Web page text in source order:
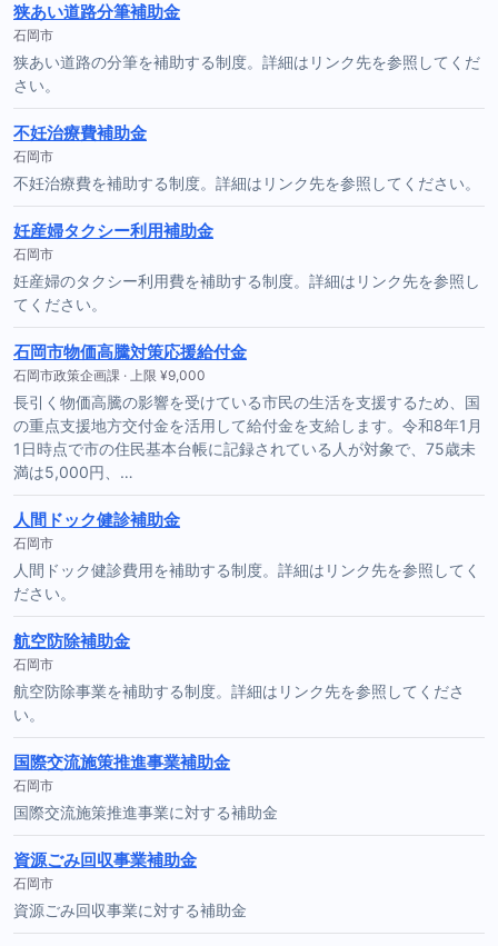
狭あい道路分筆補助金
石岡市
狭あい道路の分筆を補助する制度。詳細はリンク先を参照してくだ
さい。
不妊治療費補助金
石岡市
不妊治療費を補助する制度。詳細はリンク先を参照してください。
妊産婦タクシー利用補助金
石岡市
妊産婦のタクシー利用費を補助する制度。詳細はリンク先を参照し
てください。
石岡市物価高騰対策応援給付金
石岡市政策企画課 · 上限 ¥9,000
長引く物価高騰の影響を受けている市民の生活を支援するため、国
の重点支援地方交付金を活用して給付金を支給します。令和8年1月
1日時点で市の住民基本台帳に記録されている人が対象で、75歳未
満は5,000円、…
人間ドック健診補助金
石岡市
人間ドック健診費用を補助する制度。詳細はリンク先を参照してく
ださい。
航空防除補助金
石岡市
航空防除事業を補助する制度。詳細はリンク先を参照してくださ
い。
国際交流施策推進事業補助金
石岡市
国際交流施策推進事業に対する補助金
資源ごみ回収事業補助金
石岡市
資源ごみ回収事業に対する補助金